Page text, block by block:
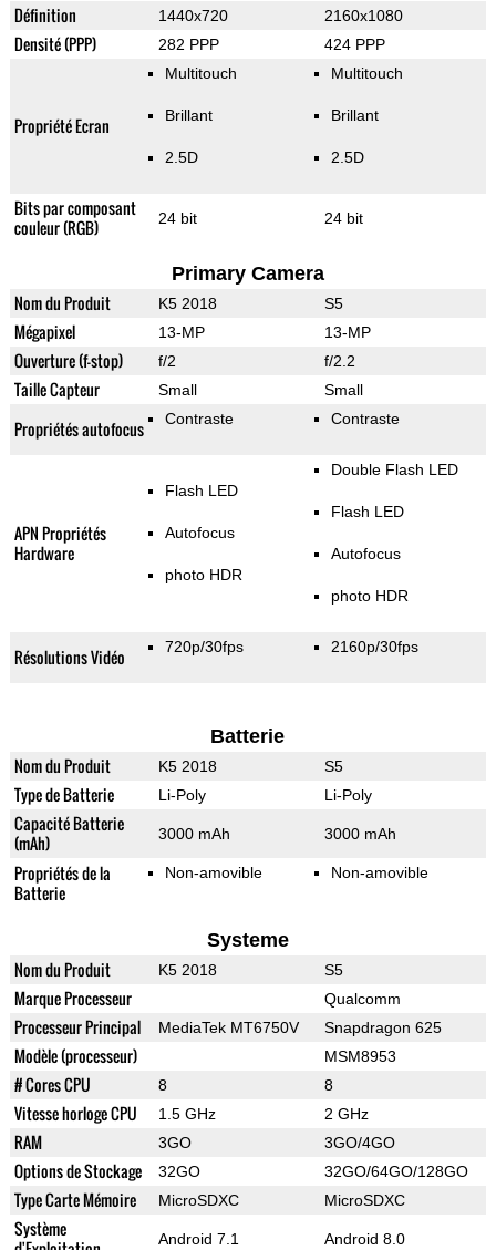
Définition 1440x720 2160x1080
Densité (PPP) 282 PPP 424 PPP
Propriété Ecran
Multitouch
Brillant
2.5D
Multitouch
Brillant
2.5D
Bits par composant
couleur (RGB)
24 bit 24 bit
Primary Camera
Nom du Produit K5 2018 S5
Mégapixel 13-MP 13-MP
Ouverture (f-stop) f/2 f/2.2
Taille Capteur Small Small
Propriétés autofocus Contraste Contraste
APN Propriétés
Hardware
Flash LED
Autofocus
photo HDR
Double Flash LED
Flash LED
Autofocus
photo HDR
Résolutions Vidéo 720p/30fps 2160p/30fps
Batterie
Nom du Produit K5 2018 S5
Type de Batterie Li-Poly Li-Poly
Capacité Batterie
(mAh)
3000 mAh 3000 mAh
Propriétés de la
Batterie
Non-amovible Non-amovible
Systeme
Nom du Produit K5 2018 S5
Marque Processeur Qualcomm
Processeur Principal MediaTek MT6750V Snapdragon 625
Modèle (processeur) MSM8953
# Cores CPU 8 8
Vitesse horloge CPU 1.5 GHz 2 GHz
RAM 3GO 3GO/4GO
Options de Stockage 32GO 32GO/64GO/128GO
Type Carte Mémoire MicroSDXC MicroSDXC
Système
Android 7.1 Android 8.0